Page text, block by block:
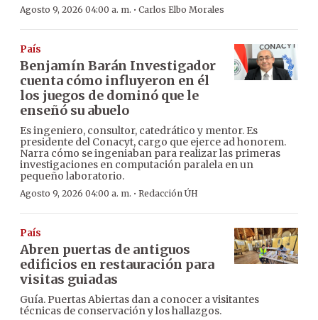
Agosto 9, 2026 04:00 a. m. · Carlos Elbo Morales
País
Benjamín Barán Investigador
cuenta cómo influyeron en él
los juegos de dominó que le
enseñó su abuelo
Es ingeniero, consultor, catedrático y mentor. Es
presidente del Conacyt, cargo que ejerce ad honorem.
Narra cómo se ingeniaban para realizar las primeras
investigaciones en computación paralela en un
pequeño laboratorio.
Agosto 9, 2026 04:00 a. m. · Redacción ÚH
País
Abren puertas de antiguos
edificios en restauración para
visitas guiadas
Guía. Puertas Abiertas dan a conocer a visitantes
técnicas de conservación y los hallazgos.